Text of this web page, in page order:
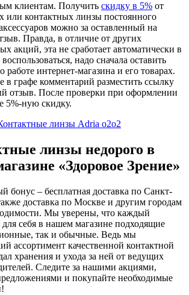
клиентам. Получить скидку в 5% от
или контактных линзы постоянного
можно за оставленный на
Правда, в отличие от других
акций, эта не сработает автоматически в
надо сначала оставить
работе интернет-магазина и его товарах.
в графе комментарий разместить ссылку
отзыв. После проверки при оформлении
5%-ную скидку.
линзы недорого в
«Здоровое Зрение»
бонус – бесплатная доставка по Санкт-
доставка по Москве и другим городам
Мы уверены, что каждый
себя в нашем магазине подходящие
так и обычные. Ведь мы
ассортимент качественной контактной
хранения и ухода за ней от ведущих
Следите за нашими акциями,
и покупайте необходимые